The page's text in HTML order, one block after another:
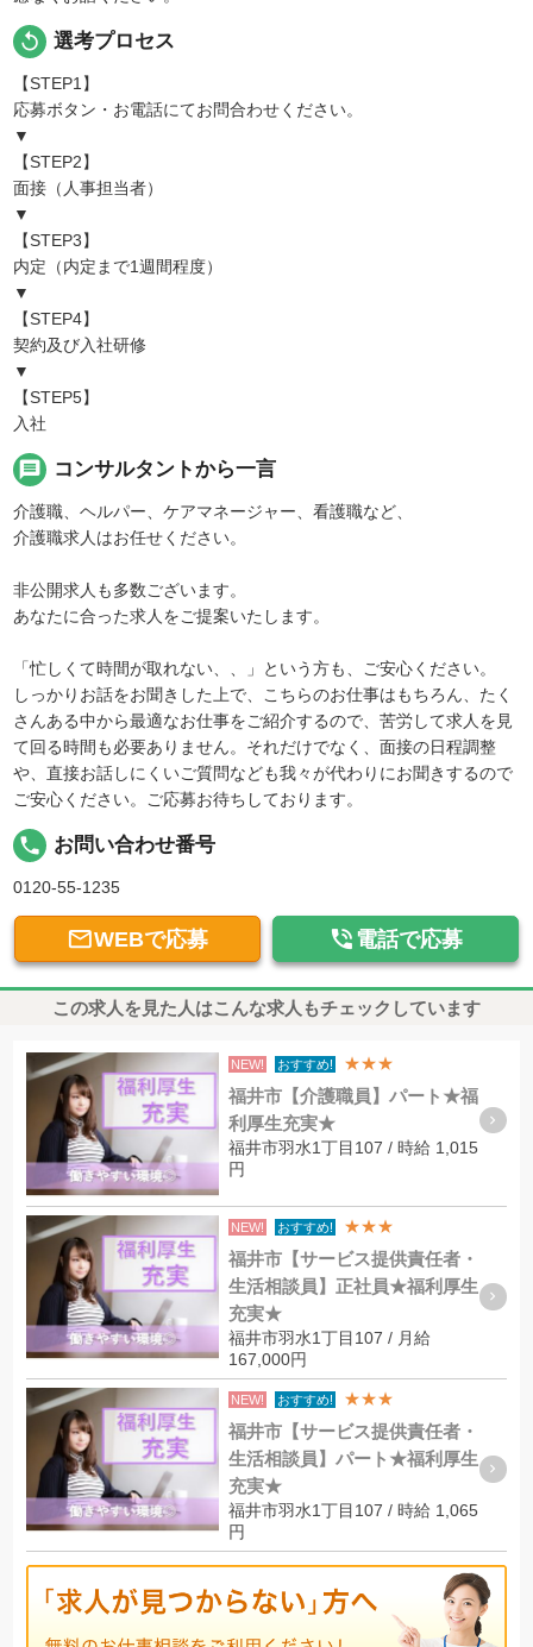
replay 選考プロセス
【STEP1】
応募ボタン・お電話にてお問合わせください。
▼
【STEP2】
面接（人事担当者）
▼
【STEP3】
内定（内定まで1週間程度）
▼
【STEP4】
契約及び入社研修
▼
【STEP5】
入社
message コンサルタントから一言
介護職、ヘルパー、ケアマネージャー、看護職など、
介護職求人はお任せください。
非公開求人も多数ございます。
あなたに合った求人をご提案いたします。
「忙しくて時間が取れない、、」という方も、ご安心ください。
しっかりお話をお聞きした上で、こちらのお仕事はもちろん、たく
さんある中から最適なお仕事をご紹介するので、苦労して求人を見
て回る時間も必要ありません。それだけでなく、面接の日程調整
や、直接お話しにくいご質問なども我々が代わりにお聞きするので
ご安心ください。ご応募お待ちしております。
local_phone お問い合わせ番号
0120-55-1235
WEBで応募  電話で応募
この求人を見た人はこんな求人もチェックしています
NEW! おすすめ! ★★★
福井市【介護職員】パート★福
利厚生充実★
福井市羽水1丁目107 / 時給 1,015
円
NEW! おすすめ! ★★★
福井市【サービス提供責任者・
生活相談員】正社員★福利厚生
充実★
福井市羽水1丁目107 / 月給
167,000円
NEW! おすすめ! ★★★
福井市【サービス提供責任者・
生活相談員】パート★福利厚生
充実★
福井市羽水1丁目107 / 時給 1,065
円